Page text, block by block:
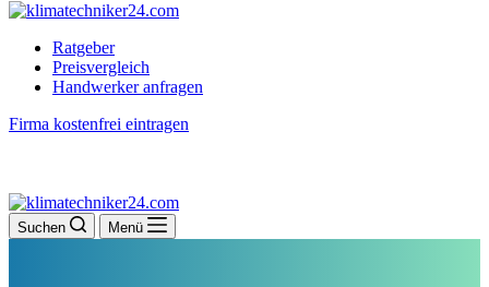
Ratgeber
Preisvergleich
Handwerker anfragen
Firma kostenfrei eintragen
Suchen Menü